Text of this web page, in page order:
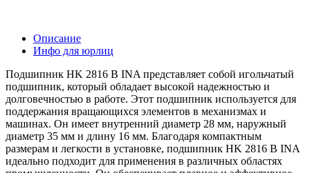
Описание
Инфо для юрлиц
Подшипник HK 2816 B INA представляет собой игольчатый
подшипник, который обладает высокой надежностью и
долговечностью в работе. Этот подшипник используется для
поддержания вращающихся элементов в механизмах и
машинах. Он имеет внутренний диаметр 28 мм, наружный
диаметр 35 мм и длину 16 мм. Благодаря компактным
размерам и легкости в установке, подшипник HK 2816 B INA
идеально подходит для применения в различных областях